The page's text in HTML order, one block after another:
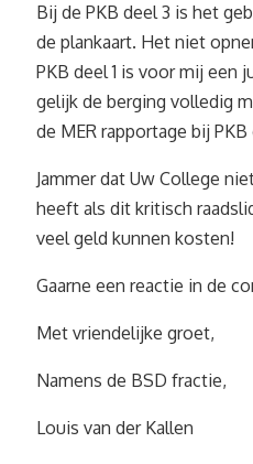
Bij de PKB deel 3 is het
de plankaart. Het niet
PKB deel 1 is voor mij een
gelijk de berging volledig
de MER rapportage bij PKB
Jammer dat Uw College
heeft als dit kritisch
veel geld kunnen kosten!
Gaarne een reactie in de
Met vriendelijke groet,
Namens de BSD fractie,
Louis van der Kallen